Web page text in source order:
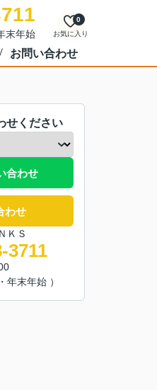
末年始 お気に入り
0
お問い合わせ
せください
合わせ
わせ
ＫＳ
3711
年末年始 ）